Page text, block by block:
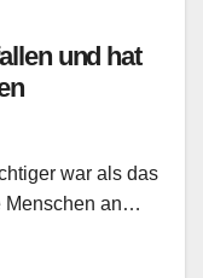
und hat
war als das
Menschen an…